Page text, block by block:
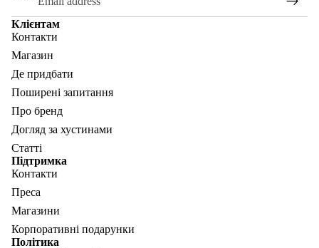
Клієнтам
Контакти
Магазин
Де придбати
Поширені запитання
Про бренд
Догляд за хустинами
Статті
Підтримка
Контакти
Преса
Магазини
Корпоративні подарунки
Політика